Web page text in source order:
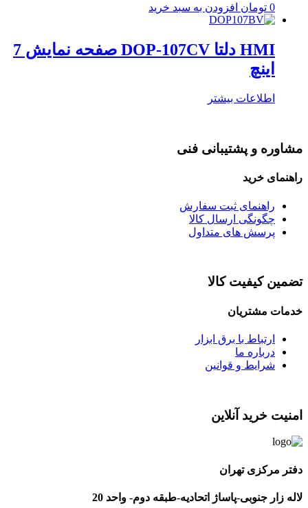
0 تومان افزودن به سبد خرید
HMI دلتا DOP-107CV صفحه نمایش 7
اینچ
اطلاعات بیشتر
مشاوره و پشتیبانی فنی
راهنمای خرید
راهنمای ثبت سفارش
چگونگی ارسال کالا
پرسش های متداول
تضمین کیفیت کالا
خدمات مشتریان
ارتباط با برق ابزار
درباره ما
شرایط و قوانین
امنیت خرید آنلاین
دفتر مرکزی تهران
لاله زار جنوبی-پاساژ اتحادیه-طبقه دوم- واحد 20